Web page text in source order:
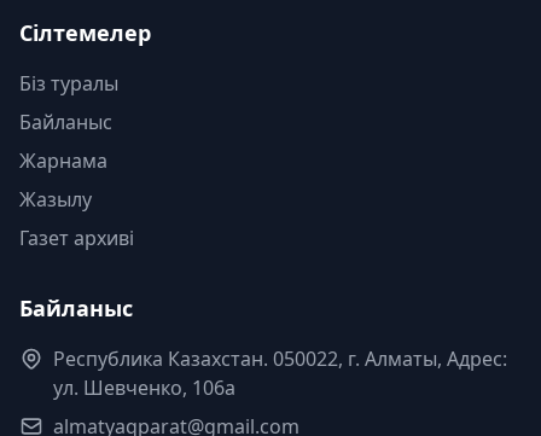
Сілтемелер
Біз туралы
Байланыс
Жарнама
Жазылу
Газет архиві
Байланыс
Республика Казахстан. 050022, г. Алматы, Адрес:
ул. Шевченко, 106а
almatyaqparat@gmail.com